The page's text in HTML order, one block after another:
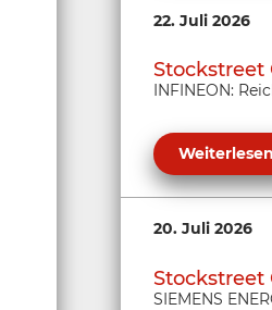
22. Juli 2026
Stockstreet
INFINEON:
20. Juli 2026
Stockstreet
SIEMENS